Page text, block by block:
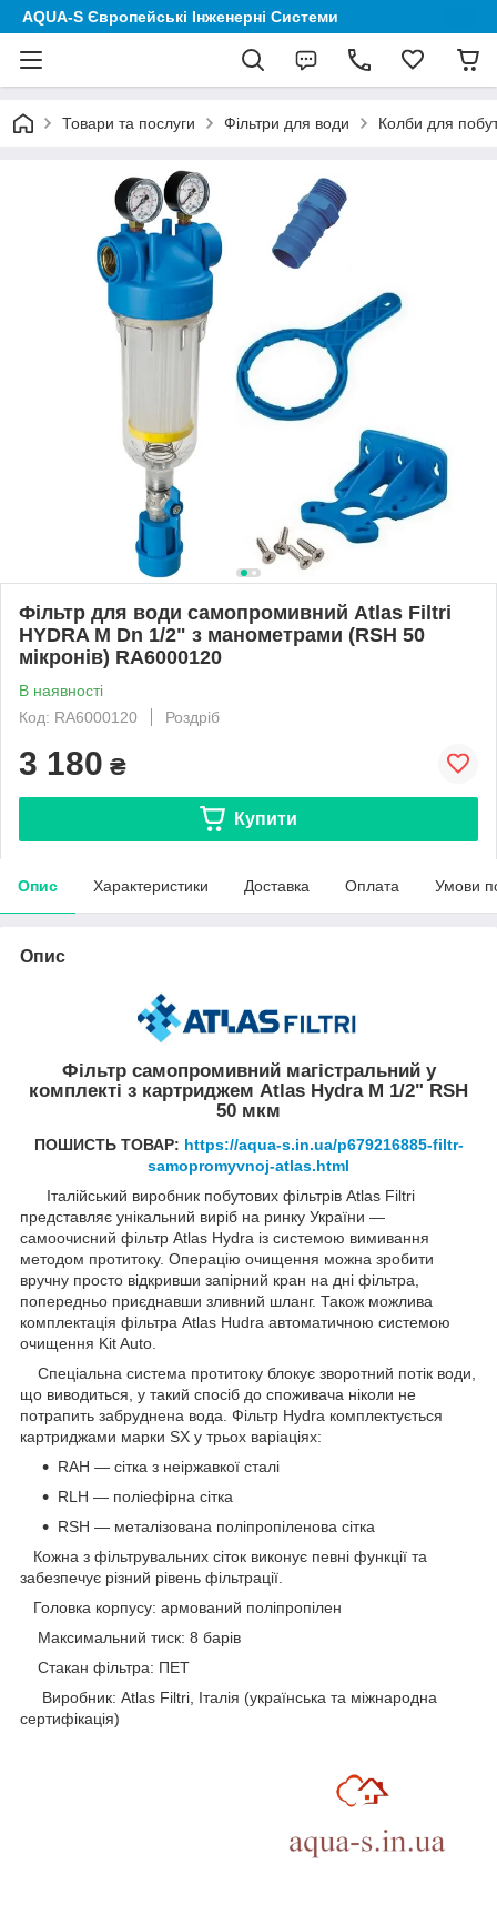
AQUA-S Європейські Інженерні Системи
Товари та послуги Фільтри для води Колби для
Фільтр для води самопромивний Atlas Filtri
HYDRA M Dn 1/2" з манометрами (RSH 50
мікронів) RA6000120
В наявності
Код: RA6000120
Роздріб
3 180 ₴
Купити
Опис Характеристики Доставка Оплата Умови
Опис
Фільтр самопромивний магістральний у
комплекті з картриджем Atlas Hydra M 1/2" RSH
50 мкм
ПОШИСТЬ ТОВАР: https://aqua-s.in.ua/p679216885-filtr-
samopromyvnoj-atlas.html
Італійський виробник побутових фільтрів Atlas Filtri
представляє унікальний виріб на ринку України —
самоочисний фільтр Atlas Hydra із системою вимивання
методом протитоку. Операцію очищення можна зробити
вручну просто відкривши запірний кран на дні фільтра,
попередньо приєднавши зливний шланг. Також можлива
комплектація фільтра Atlas Hudra автоматичною системою
очищення Kit Auto.
Спеціальна система протитоку блокує зворотний потік води,
що виводиться, у такий спосіб до споживача ніколи не
потрапить забруднена вода. Фільтр Hydra комплектується
картриджами марки SX у трьох варіаціях:
RAH — сітка з неіржавкої сталі
RLH — поліефірна сітка
RSH — металізована поліпропіленова сітка
Кожна з фільтрувальних сіток виконує певні функції та
забезпечує різний рівень фільтрації.
Головка корпусу: армований поліпропілен
Максимальний тиск: 8 барів
Стакан фільтра: ПЕТ
Виробник: Atlas Filtri, Італія (українська та міжнародна
сертифікація)